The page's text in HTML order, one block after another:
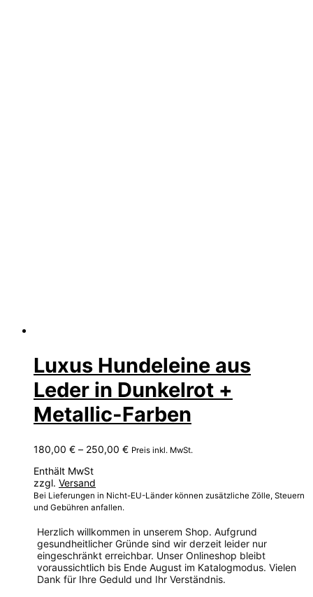
Luxus Hundeleine aus
Leder in Dunkelrot +
Metallic-Farben
180,00 € – 250,00 €Preisspanne:
Preis inkl. MwSt.
Enthält MwSt
zzgl. Versand
Bei Lieferungen in Nicht-EU-Länder können zusätzliche Zölle, Steuern
und Gebühren anfallen.
Herzlich willkommen in unserem Shop. Aufgrund
gesundheitlicher Gründe sind wir derzeit leider nur
eingeschränkt erreichbar. Unser Onlineshop bleibt
voraussichtlich bis Ende August im Katalogmodus. Vielen
Dank für Ihre Geduld und Ihr Verständnis.